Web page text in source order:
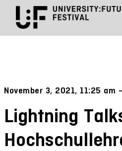
November 3, 2021, 11:25 am
Lightning